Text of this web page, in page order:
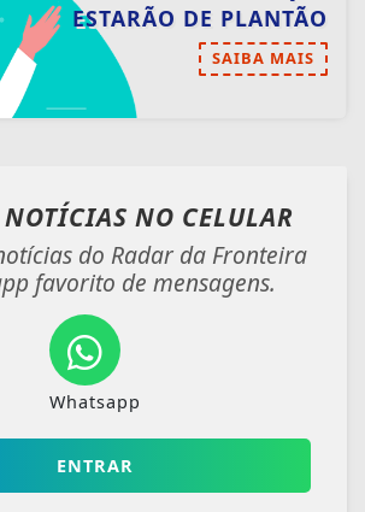
ESTARÃO DE PLANTÃO
SAIBA MAIS
NOTÍCIAS NO CELULAR
do Radar da Fronteira
favorito de mensagens.
Whatsapp
ENTRAR